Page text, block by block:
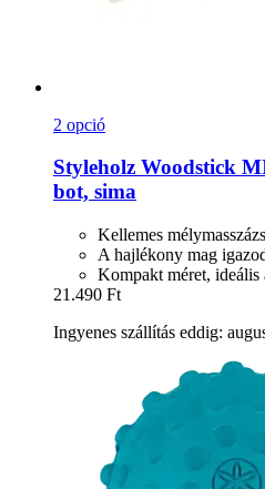
2 opció
Styleholz Woodstick
bot, sima
Kellemes
A hajlékony mag
Kompakt méret, ideális
21.490 Ft
Ingyenes szállítás eddig: